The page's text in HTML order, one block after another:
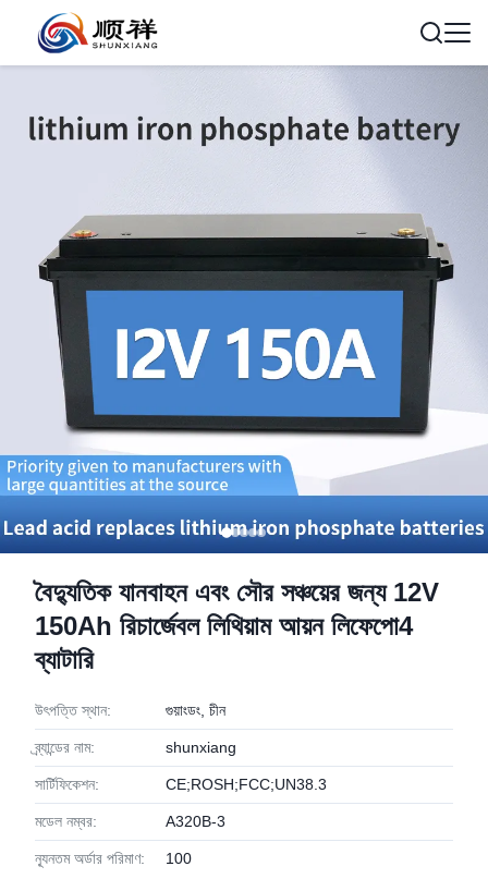
বৈদ্যুতিক যানবাহন এবং সৌর সঞ্চয়ের জন্য 12V
150Ah রিচার্জেবল লিথিয়াম আয়ন লিফেপো4
ব্যাটারি
উৎপত্তি স্থান: গুয়াংডং, চীন
ব্র্যান্ডের নাম: shunxiang
সার্টিফিকেশন: CE;ROSH;FCC;UN38.3
মডেল নম্বর: A320B-3
ন্যূনতম অর্ডার পরিমাণ: 100